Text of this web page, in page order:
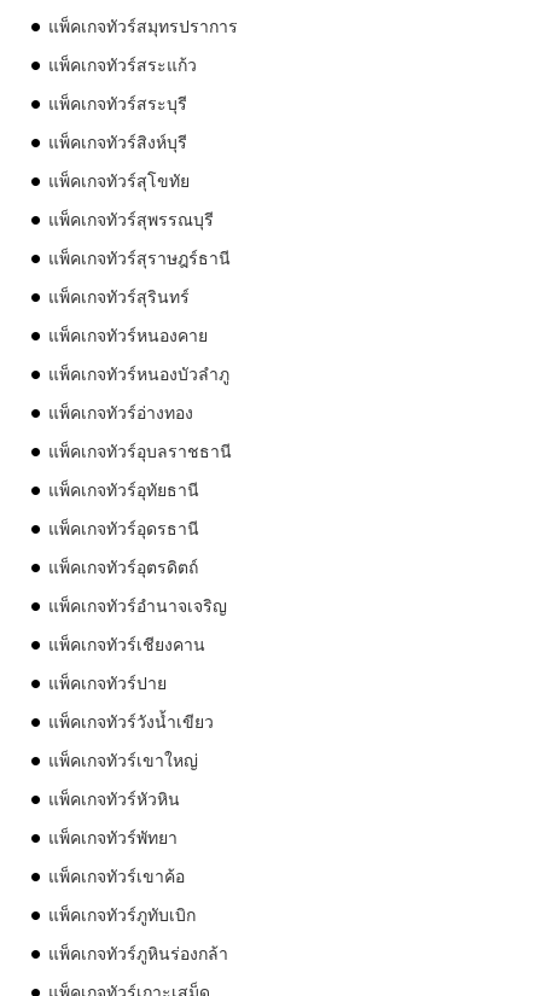
แพ็คเกจทัวร์สมุทรปราการ
แพ็คเกจทัวร์สระแก้ว
แพ็คเกจทัวร์สระบุรี
แพ็คเกจทัวร์สิงห์บุรี
แพ็คเกจทัวร์สุโขทัย
แพ็คเกจทัวร์สุพรรณบุรี
แพ็คเกจทัวร์สุราษฎร์ธานี
แพ็คเกจทัวร์สุรินทร์
แพ็คเกจทัวร์หนองคาย
แพ็คเกจทัวร์หนองบัวลำภู
แพ็คเกจทัวร์อ่างทอง
แพ็คเกจทัวร์อุบลราชธานี
แพ็คเกจทัวร์อุทัยธานี
แพ็คเกจทัวร์อุดรธานี
แพ็คเกจทัวร์อุตรดิตถ์
แพ็คเกจทัวร์อำนาจเจริญ
แพ็คเกจทัวร์เชียงคาน
แพ็คเกจทัวร์ปาย
แพ็คเกจทัวร์วังน้ำเขียว
แพ็คเกจทัวร์เขาใหญ่
แพ็คเกจทัวร์หัวหิน
แพ็คเกจทัวร์พัทยา
แพ็คเกจทัวร์เขาค้อ
แพ็คเกจทัวร์ภูทับเบิก
แพ็คเกจทัวร์ภูหินร่องกล้า